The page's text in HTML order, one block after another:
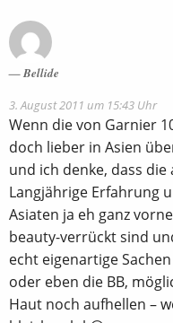
Bellide
3. August 2011 um 15:43 Uhr
Wenn die von Garnier
doch lieber in Asien
und ich denke, dass die
Langjährige Erfahrung
Asiaten ja eh ganz
beauty-verrückt sind
echt eigenartige
oder eben die BB,
Haut noch aufhellen –